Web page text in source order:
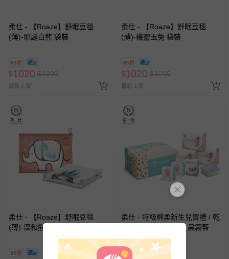
柔仕 - 【Roaze】舒眠豆毯
(薄)-耶誕白熊 袋裝
85折
$1020 $1200
最新上架
柔仕 - 【Roaze】舒眠豆毯
(薄)-機靈玉兔 袋裝
85折
$1020 $1200
最新上架
柔仕 - 【Roaze】舒眠豆毯
(薄)-溫和熊寶 袋裝
85折
柔仕 - 特級棉柔新生兒賀禮 / 乾
濕兩用布巾彌月禮盒 晨霧藍
94折